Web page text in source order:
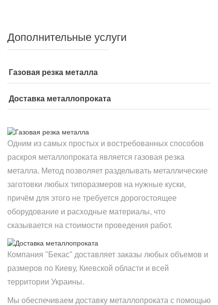
Дополнительные услуги
Газовая резка металла
Доставка металлопроката
Одним из самых простых и востребованных способов
раскроя металлопроката является газовая резка
металла. Метод позволяет разделывать металлические
заготовки любых типоразмеров на нужные куски,
причём для этого не требуется дорогостоящее
оборудование и расходные материалы, что
сказывается на стоимости проведения работ.
Компания "Бекас" доставляет заказы любых объемов и
размеров по Киеву, Киевской области и всей
территории Украины.
Мы обеспечиваем доставку металлопроката с помощью